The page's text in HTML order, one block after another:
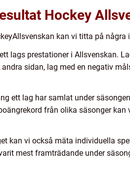
Hockey
kan vi titta på
lags prestationer i Allsvenskan.
sidan, lag med en negativ
ett lag har samlat under
från olika säsonger
kan vi också mäta individuella
mest framträdande under